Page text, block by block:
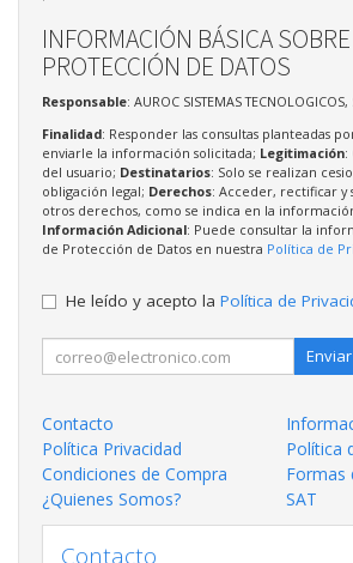
INFORMACIÓN BÁSICA SOBRE
PROTECCIÓN DE DATOS
Responsable: AUROC SISTEMAS TECNOLOGICOS,
Finalidad: Responder las consultas planteadas
enviarle la información solicitada; Legitimación:
del usuario; Destinatarios: Solo se realizan
obligación legal; Derechos: Acceder, rectificar y
otros derechos, como se indica en la
Información Adicional: Puede consultar la
de Protección de Datos en nuestra Política de
He leído y acepto la Política de
Enviar
Contacto
Política Privacidad
Política
Condiciones de Compra
Formas
¿Quienes Somos?
SAT
Contacto